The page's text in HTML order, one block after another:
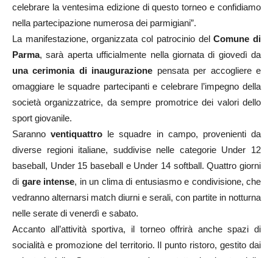
celebrare la ventesima edizione di questo torneo e confidiamo
nella partecipazione numerosa dei parmigiani”.
La manifestazione, organizzata col patrocinio delComune di
Parma, sarà aperta ufficialmente nella giornata di giovedì da
una cerimonia di inaugurazione pensata per accogliere e
omaggiare le squadre partecipanti e celebrare l’impegno della
società organizzatrice, da sempre promotrice dei valori dello
sport giovanile.
Sarannoventiquattro le squadre in campo, provenienti da
diverse regioni italiane, suddivise nelle categorie Under 12
baseball, Under 15 baseball e Under 14 softball. Quattro giorni
di gare intense, in un clima di entusiasmo e condivisione, che
vedranno alternarsi match diurni e serali, con partite in notturna
nelle serate di venerdì e sabato.
Accanto all’attività sportiva, il torneo offrirà anche spazi di
socialità e promozione del territorio. Il punto ristoro, gestito dai